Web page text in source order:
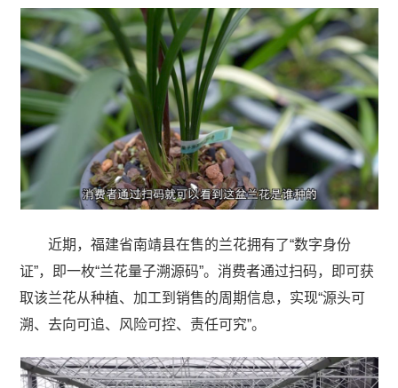
近期，福建省南靖县在售的兰花拥有了“数字身份
证”，即一枚“兰花量子溯源码”。消费者通过扫码，即可获
取该兰花从种植、加工到销售的周期信息，实现“源头可
溯、去向可追、风险可控、责任可究”。